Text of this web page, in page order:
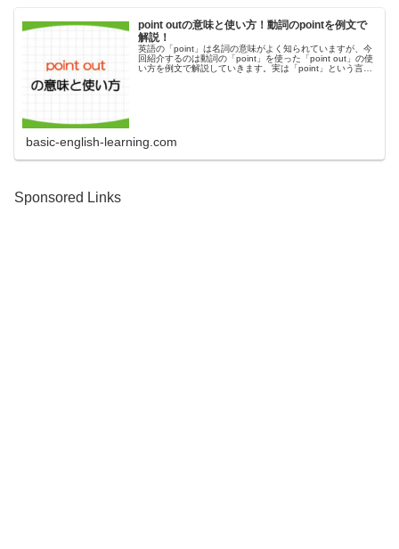
point outの意味と使い方！動詞のpointを例文で
解説！
英語の「point」は名詞の意味がよく知られていますが、今
回紹介するのは動詞の「point」を使った「point out」の使
い方を例文で解説していきます。実は「point」という言葉
basic-english-learning.com
Sponsored Links